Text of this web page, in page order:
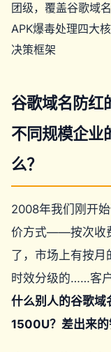
团级，覆盖谷歌域
APK爆毒处理四大
决策框架
谷歌域名防红
不同规模企业
么？
2008年我们刚开
价方式——按次收
了，市场上有按月
时效分级的……客
什么别人的谷歌
1500U？差出来的